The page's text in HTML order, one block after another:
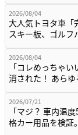
2026/08/04
大人気トヨタ車「
スキー板、ゴル
2026/08/04
「コレめっちゃ
消された！ あら
2026/07/21
「マジ？ 車内
格カー用品を検